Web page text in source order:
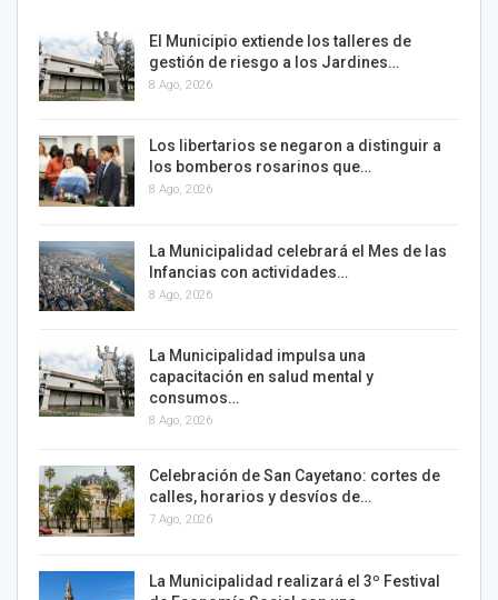
El Municipio extiende los talleres de
gestión de riesgo a los Jardines…
8 Ago, 2026
Los libertarios se negaron a distinguir a
los bomberos rosarinos que…
8 Ago, 2026
La Municipalidad celebrará el Mes de las
Infancias con actividades…
8 Ago, 2026
La Municipalidad impulsa una
capacitación en salud mental y
consumos…
8 Ago, 2026
Celebración de San Cayetano: cortes de
calles, horarios y desvíos de…
7 Ago, 2026
La Municipalidad realizará el 3º Festival